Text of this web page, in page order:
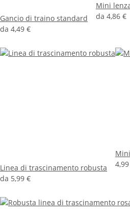
Gancio di traino standard
da 4,49 €
Mini
da 4,86 €
Linea di trascinamento robusta
da 5,99 €